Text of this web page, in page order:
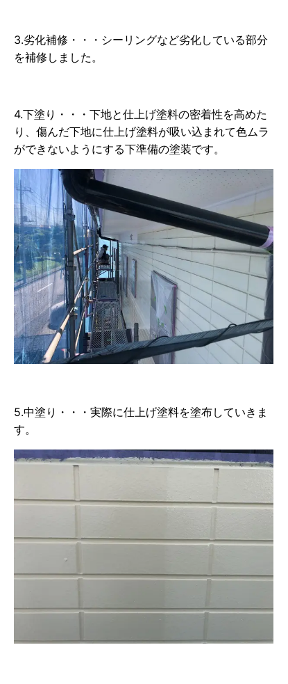
3.劣化補修・・・シーリングなど劣化している部分
を補修しました。
4.下塗り・・・下地と仕上げ塗料の密着性を高めた
り、傷んだ下地に仕上げ塗料が吸い込まれて色ムラ
ができないようにする下準備の塗装です。
5.中塗り・・・実際に仕上げ塗料を塗布していきま
す。